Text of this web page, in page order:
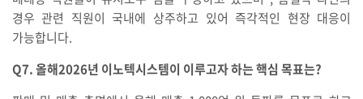
경우 관련 직원이 국내에 상주하고 있어 즉각적인 현장 대응이
가능합니다.
Q7. 올해2026년 이노텍시스템이 이루고자 하는 핵심 목표는?